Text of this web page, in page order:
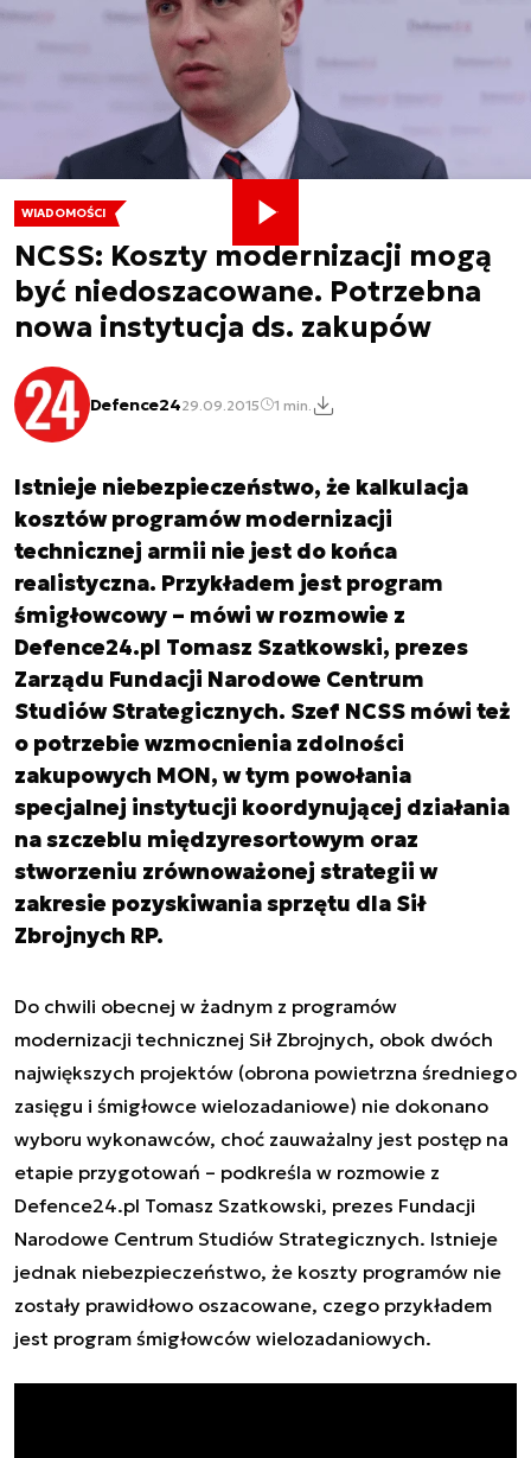
WIADOMOŚCI
NCSS: Koszty modernizacji mogą
być niedoszacowane. Potrzebna
nowa instytucja ds. zakupów
Defence2429.09.2015 1 min.
Istnieje niebezpieczeństwo, że kalkulacja
kosztów programów modernizacji
technicznej armii nie jest do końca
realistyczna. Przykładem jest program
śmigłowcowy – mówi w rozmowie z
Defence24.pl Tomasz Szatkowski, prezes
Zarządu Fundacji Narodowe Centrum
Studiów Strategicznych. Szef NCSS mówi też
o potrzebie wzmocnienia zdolności
zakupowych MON, w tym powołania
specjalnej instytucji koordynującej działania
na szczeblu międzyresortowym oraz
stworzeniu zrównoważonej strategii w
zakresie pozyskiwania sprzętu dla Sił
Zbrojnych RP.
Do chwili obecnej w żadnym z programów
modernizacji technicznej Sił Zbrojnych, obok dwóch
największych projektów (obrona powietrzna średniego
zasięgu i śmigłowce wielozadaniowe) nie dokonano
wyboru wykonawców, choć zauważalny jest postęp na
etapie przygotowań – podkreśla w rozmowie z
Defence24.pl Tomasz Szatkowski, prezes Fundacji
Narodowe Centrum Studiów Strategicznych. Istnieje
jednak niebezpieczeństwo, że koszty programów nie
zostały prawidłowo oszacowane, czego przykładem
jest program śmigłowców wielozadaniowych.